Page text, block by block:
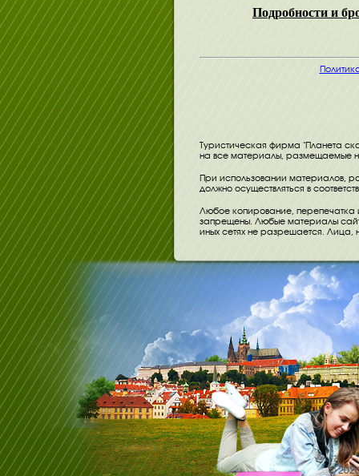
Подробности и
Туристическая фирма "Планета
на все материалы, размещаемые
При использовании материалов,
должно осуществляться в
Любое копирование,
запрещены. Любые материалы
иных сетях не разрешается. Лица,
©